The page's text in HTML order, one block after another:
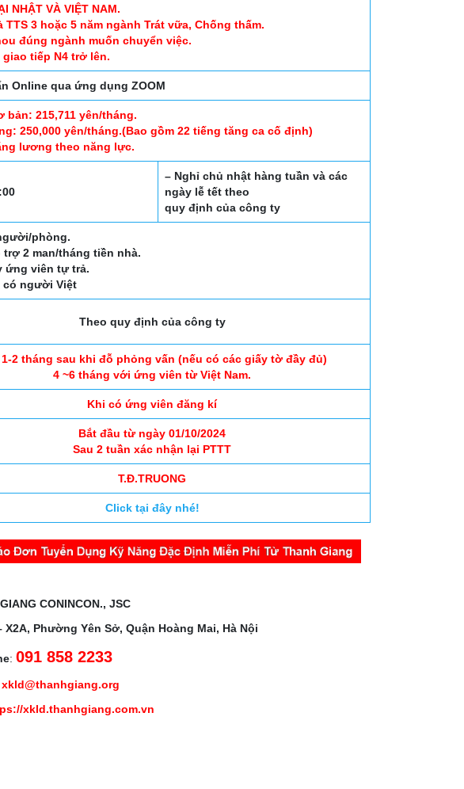
NHẬT VÀ VIỆT NAM.
TTS 3 hoặc 5 năm ngành Trát vữa, Chống thấm.
đúng ngành muốn chuyển việc.
giao tiếp N4 trở lên.
Online qua ứng dụng ZOOM
bản: 215,711 yên/tháng.
250,000 yên/tháng.(Bao gồm 22 tiếng tăng ca cố định)
lương theo năng lực.
– Nghỉ chủ nhật hàng tuần và các
ngày lễ tết theo
quy định của công ty
phòng.
trợ 2 man/tháng tiền nhà.
ứng viên tự trả.
có người Việt
Theo quy định của công ty
1-2 tháng sau khi đỗ phỏng vấn (nếu có các giấy tờ đầy đủ)
4 ~6 tháng với ứng viên từ Việt Nam.
Khi có ứng viên đăng kí
Bắt đầu từ ngày 01/10/2024
Sau 2 tuần xác nhận lại PTTT
T.Đ.TRUONG
Click tại đây nhé!
CONINCON., JSC
Phường Yên Sở, Quận Hoàng Mai, Hà Nội
:091 858 2233
xkld@thanhgiang.org
xkld.thanhgiang.com.vn